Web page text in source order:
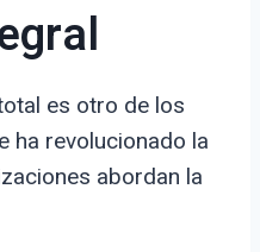
es otro de los
ha revolucionado la
abordan la